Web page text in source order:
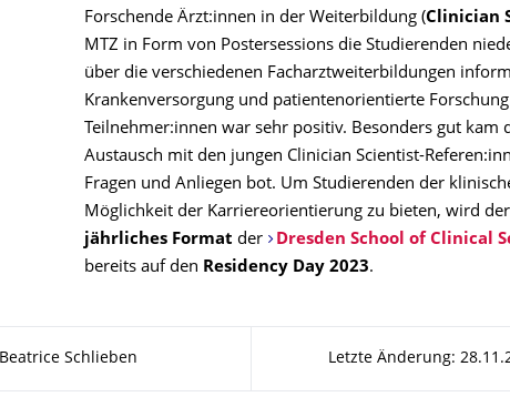
Forschende Ärzt:innen in der Weiterbildung (Clinician
MTZ in Form von Postersessions die Studierenden
über die verschiedenen Facharztweiterbildungen
Krankenversorgung und patientenorientierte
Teilnehmer:innen war sehr positiv. Besonders gut kam
Austausch mit den jungen Clinician Scientist-
Fragen und Anliegen bot. Um Studierenden der
Möglichkeit der Karriereorientierung zu bieten, wird
jährliches Format der Dresden School of Clinical
bereits auf den Residency Day 2023.
Beatrice Schlieben Letzte Änderung: